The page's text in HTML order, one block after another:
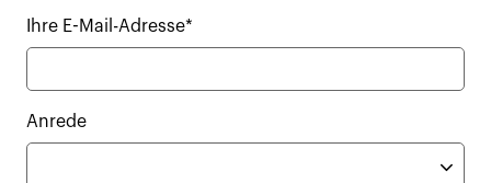
Ihre E-Mail-Adresse*
Anrede